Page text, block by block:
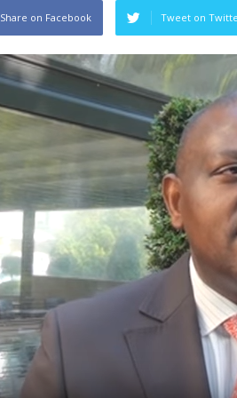
Share on Facebook Tweet on